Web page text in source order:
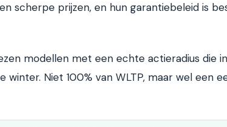
scherpe prijzen, en hun garantiebeleid is
modellen met een echte actieradius die
winter. Niet 100% van WLTP, maar wel een